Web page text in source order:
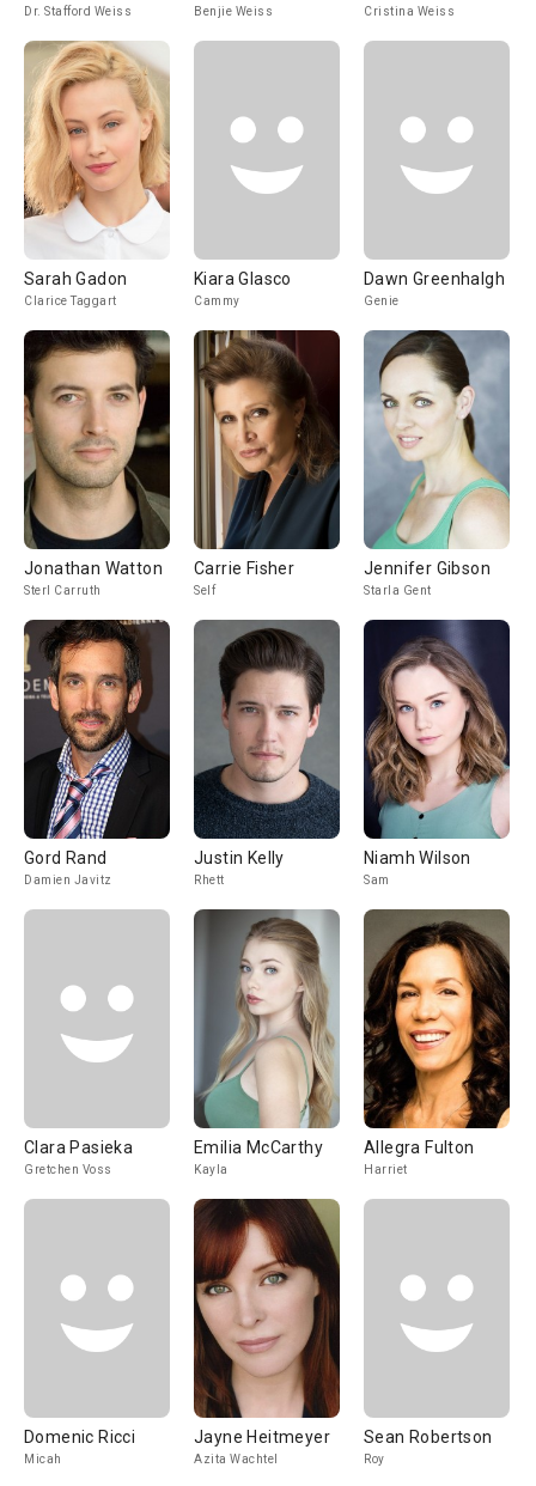
Dr. Stafford Weiss Benjie Weiss Cristina Weiss
Sarah Gadon
Clarice Taggart
Kiara Glasco
Cammy
Dawn Greenhalgh
Genie
Jonathan Watton
Sterl Carruth
Carrie Fisher
Self
Jennifer Gibson
Starla Gent
Gord Rand
Damien Javitz
Justin Kelly
Rhett
Niamh Wilson
Sam
Clara Pasieka
Gretchen Voss
Emilia McCarthy
Kayla
Allegra Fulton
Harriet
Domenic Ricci
Micah
Jayne Heitmeyer
Azita Wachtel
Sean Robertson
Roy